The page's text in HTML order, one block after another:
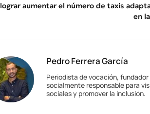
lograr aumentar el número de taxis
en
Pedro Ferrera García
Periodista de vocación,
socialmente responsable para
sociales y promover la inclusión.